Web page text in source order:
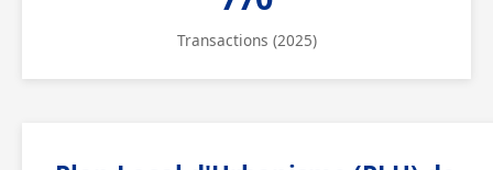
Transactions (2025)